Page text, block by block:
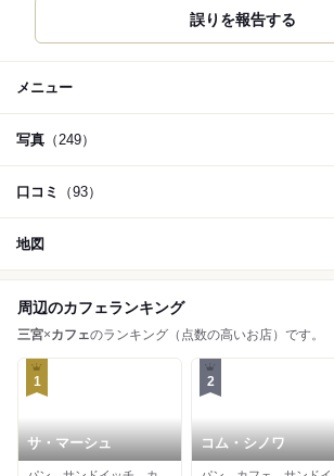
誤りを報告する
メニュー
写真 （249）
口コミ （93）
地図
周辺のカフェランキング
三宮×カフェのランキング（点数の高いお店）です。
1
サ・マーシュ
2
コム・シノワ